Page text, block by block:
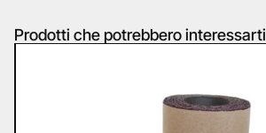
Prodotti che potrebbero interessarti